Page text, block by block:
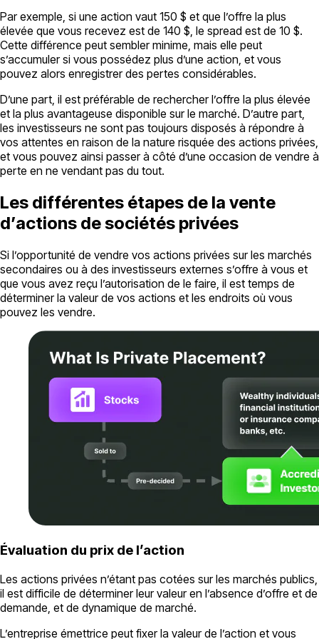
Par exemple, si une action vaut 150 $ et que l’offre la plus
élevée que vous recevez est de 140 $, le spread est de 10 $.
Cette différence peut sembler minime, mais elle peut
s’accumuler si vous possédez plus d’une action, et vous
pouvez alors enregistrer des pertes considérables.
D’une part, il est préférable de rechercher l’offre la plus élevée
et la plus avantageuse disponible sur le marché. D’autre part,
les investisseurs ne sont pas toujours disposés à répondre à
vos attentes en raison de la nature risquée des actions privées,
et vous pouvez ainsi passer à côté d’une occasion de vendre à
perte en ne vendant pas du tout.
Les différentes étapes de la vente
d’actions de sociétés privées
Si l’opportunité de vendre vos actions privées sur les marchés
secondaires ou à des investisseurs externes s’offre à vous et
que vous avez reçu l’autorisation de le faire, il est temps de
déterminer la valeur de vos actions et les endroits où vous
pouvez les vendre.
Évaluation du prix de l’action
Les actions privées n’étant pas cotées sur les marchés publics,
il est difficile de déterminer leur valeur en l’absence d’offre et de
demande, et de dynamique de marché.
L’entreprise émettrice peut fixer la valeur de l’action et vous